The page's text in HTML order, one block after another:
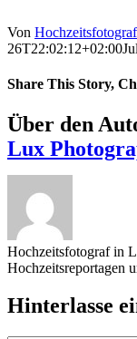
Von
26T22:02:12+02:00
Share This Story,
Sharing_facebook
Sharing_twitter
Sharing_reddit
Über den
Lux
Hochzeitsfotograf in
Hochzeitsreportagen
Hinterlasse